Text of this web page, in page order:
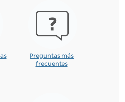
Preguntas más
frecuentes